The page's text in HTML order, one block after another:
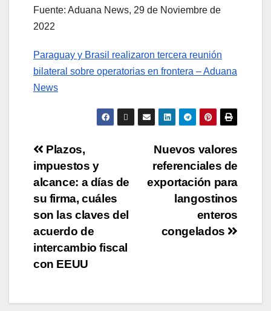
Fuente: Aduana News, 29 de Noviembre de
2022
Paraguay y Brasil realizaron tercera reunión
bilateral sobre operatorias en frontera – Aduana
News
Nuevos valores
referenciales de
exportación para
langostinos
enteros
congelados
Plazos,
impuestos y
alcance: a días de
su firma, cuáles
son las claves del
acuerdo de
intercambio fiscal
con EEUU